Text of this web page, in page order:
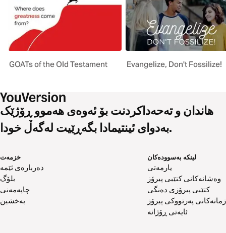
GOATs of the Old Testament Evangelize, Don't Fossilize!
هاندان و تەحەداکردنت بۆ ئەوەی هەموو ڕۆژێک
بەدوای ئینتیمادا بگەڕێیت لەگەڵ خودا.
خزمەت
دەربارەی ئێمە
بلۆگ
چاپەمەنی
بەخشین
لینکە بەسوودەکان
یارمەتی
وەشانەکانی کتێبی پیرۆز
کتێبی پیرۆزی دەنگی
زمانەکانی پەرتووکی پیرۆز
ئایەتی ڕۆژانە